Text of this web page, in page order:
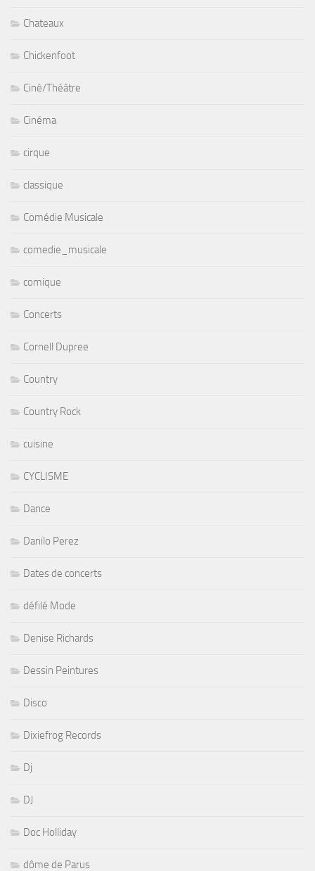
Chateaux
Chickenfoot
Ciné/Théâtre
Cinéma
cirque
classique
Comédie Musicale
comedie_musicale
comique
Concerts
Cornell Dupree
Country
Country Rock
cuisine
CYCLISME
Dance
Danilo Perez
Dates de concerts
défilé Mode
Denise Richards
Dessin Peintures
Disco
Dixiefrog Records
Dj
DJ
Doc Holliday
dôme de Parus